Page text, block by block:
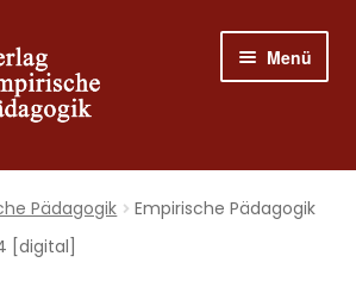
Menü
Pädagogik
Empirische Pädagogik
[digital]